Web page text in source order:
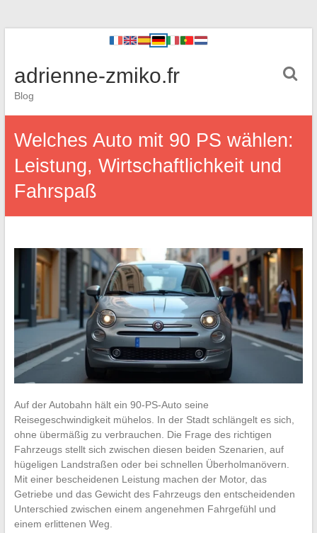
adrienne-zmiko.fr
Blog
Welches Auto mit 90 PS wählen:
Leistung, Wirtschaftlichkeit und
Fahrspaß
Auf der Autobahn hält ein 90-PS-Auto seine
Reisegeschwindigkeit mühelos. In der Stadt schlängelt es sich,
ohne übermäßig zu verbrauchen. Die Frage des richtigen
Fahrzeugs stellt sich zwischen diesen beiden Szenarien, auf
hügeligen Landstraßen oder bei schnellen Überholmanövern.
Mit einer bescheidenen Leistung machen der Motor, das
Getriebe und das Gewicht des Fahrzeugs den entscheidenden
Unterschied zwischen einem angenehmen Fahrgefühl und
einem erlittenen Weg.